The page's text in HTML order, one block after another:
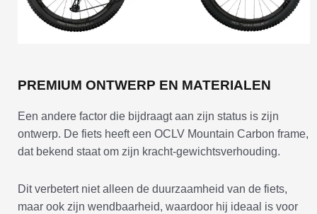
PREMIUM ONTWERP EN MATERIALEN
Een andere factor die bijdraagt aan zijn status is zijn
ontwerp. De fiets heeft een OCLV Mountain Carbon frame,
dat bekend staat om zijn kracht-gewichtsverhouding.
Dit verbetert niet alleen de duurzaamheid van de fiets,
maar ook zijn wendbaarheid, waardoor hij ideaal is voor